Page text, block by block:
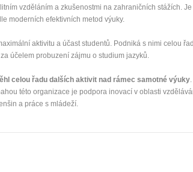
vzděláním a zkušenostmi na zahraničních stážích.
moderních efektivních metod výuky.
aktivitu a účast studentů. Podniká s nimi celou
účelem probuzení zájmu o studium jazyků.
celou řadu dalších aktivit nad rámec samotné výuky
této organizace je podpora inovací v oblasti
a práce s mládeží.